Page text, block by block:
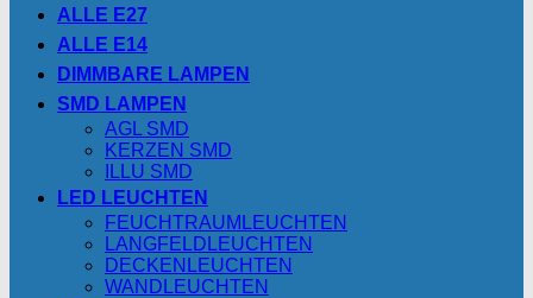
ALLE E27
ALLE E14
DIMMBARE LAMPEN
SMD LAMPEN
AGL SMD
KERZEN SMD
ILLU SMD
LED LEUCHTEN
FEUCHTRAUMLEUCHTEN
LANGFELDLEUCHTEN
DECKENLEUCHTEN
WANDLEUCHTEN